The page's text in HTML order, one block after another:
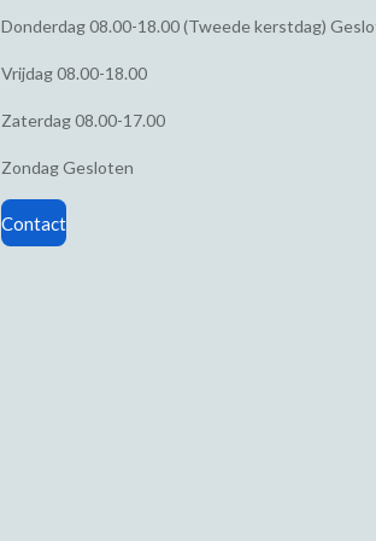
Donderdag08.00-18.00 (Tweede kerstdag)
Vrijdag08.00-18.00
Zaterdag08.00-17.00
ZondagGesloten
Contact